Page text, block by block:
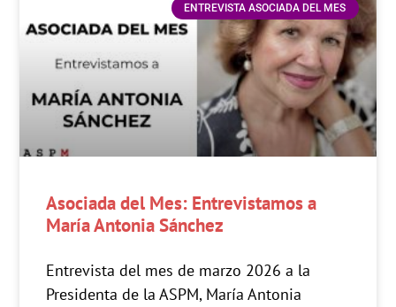
ENTREVISTA ASOCIADA DEL MES
Asociada del Mes: Entrevistamos a
María Antonia Sánchez
Entrevista del mes de marzo 2026 a la
Presidenta de la ASPM, María Antonia